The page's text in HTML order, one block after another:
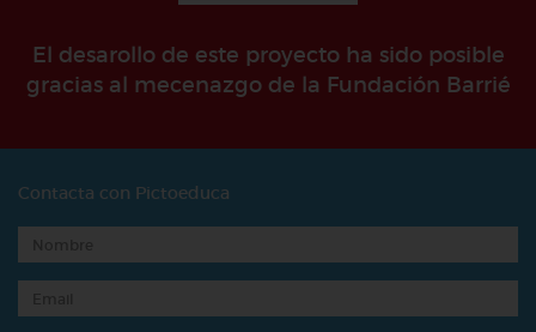
El desarollo de este proyecto ha sido posible
gracias al mecenazgo de la Fundación Barrié
Contacta con Pictoeduca